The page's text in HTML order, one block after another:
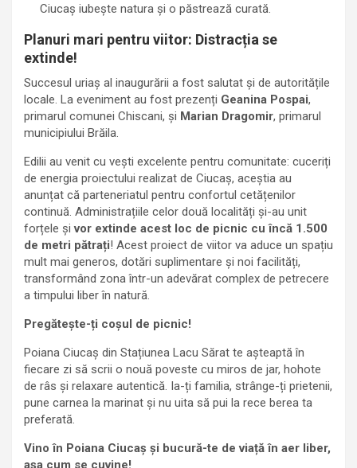
Ciucaș iubește natura și o păstrează curată.
Planuri mari pentru viitor: Distracția se
extinde!
Succesul uriaș al inaugurării a fost salutat și de autoritățile
locale. La eveniment au fost prezenți Geanina Pospai,
primarul comunei Chiscani, și Marian Dragomir, primarul
municipiului Brăila.
Edilii au venit cu vești excelente pentru comunitate: cuceriți
de energia proiectului realizat de Ciucaș, aceștia au
anunțat că parteneriatul pentru confortul cetățenilor
continuă. Administrațiile celor două localități și-au unit
forțele șivor extinde acest loc de picnic cu încă 1.500
de metri pătrați! Acest proiect de viitor va aduce un spațiu
mult mai generos, dotări suplimentare și noi facilități,
transformând zona într-un adevărat complex de petrecere
a timpului liber în natură.
Pregătește-ți coșul de picnic!
Poiana Ciucaș din Stațiunea Lacu Sărat te așteaptă în
fiecare zi să scrii o nouă poveste cu miros de jar, hohote
de râs și relaxare autentică. Ia-ți familia, strânge-ți prietenii,
pune carnea la marinat și nu uita să pui la rece berea ta
preferată.
Vino în Poiana Ciucaș și bucură-te de viață în aer liber,
așa cum se cuvine!